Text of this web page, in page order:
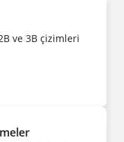
ve 3B çizimleri